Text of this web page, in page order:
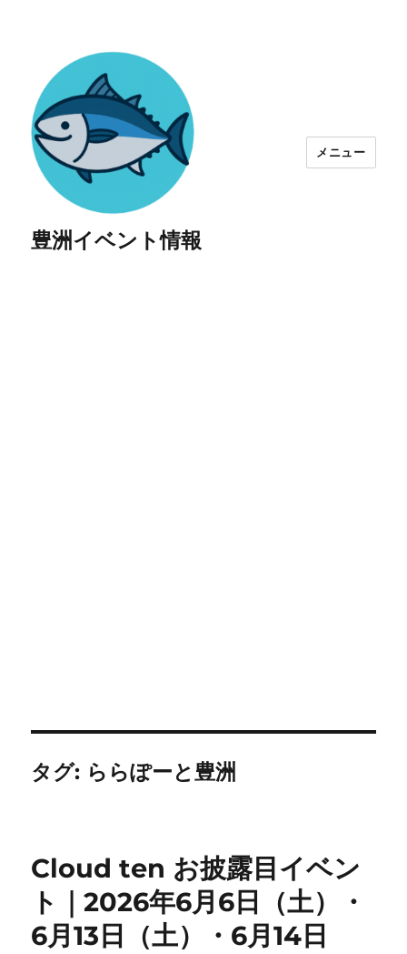
豊洲イベント情報
メニュー
タグ: ららぽーと豊洲
Cloud ten お披露目イベン
ト｜2026年6月6日（土）・
6月13日（土）・6月14日